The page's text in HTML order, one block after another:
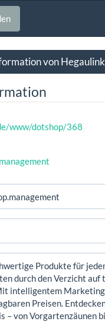
von Hegaulink
www/dotshop/368